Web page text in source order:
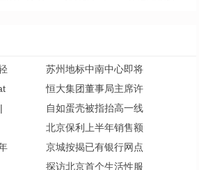
苏州地标中南中心即将
恒大集团董事局主席许
自如蛋壳被指抬高一线
北京保利上半年销售额
京城按揭已有银行网点
探访北京首个生活性服